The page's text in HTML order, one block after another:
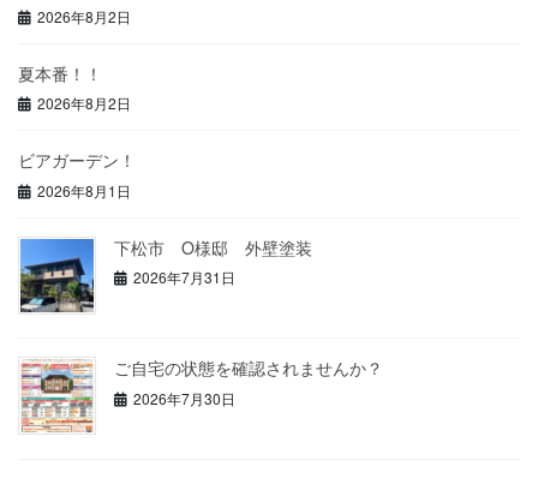
2026年8月2日
夏本番！！
2026年8月2日
ビアガーデン！
2026年8月1日
下松市 O様邸 外壁塗装
2026年7月31日
ご自宅の状態を確認されませんか？
2026年7月30日